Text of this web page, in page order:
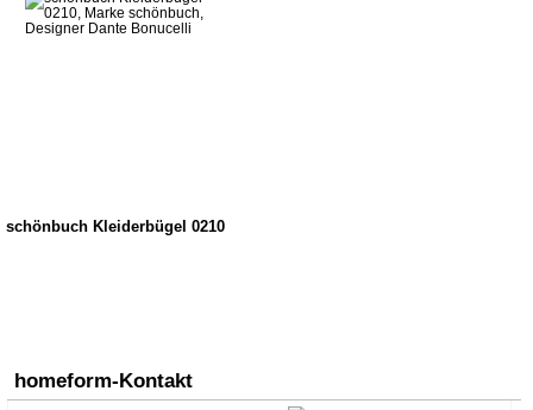
schönbuch Kleiderbügel 0210
homeform-Kontakt